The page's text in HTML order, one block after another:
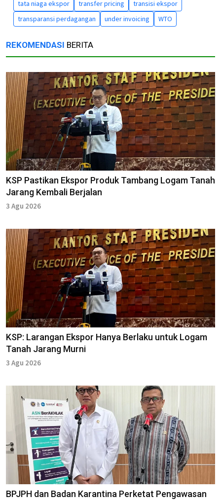
tata niaga ekspor
transfer pricing
transisi ekspor
transparansi perdagangan
under invoicing WTO
REKOMENDASI BERITA
KSP Pastikan Ekspor Produk Tambang Logam Tanah
Jarang Kembali Berjalan
3 Agu 2026
KSP: Larangan Ekspor Hanya Berlaku untuk Logam
Tanah Jarang Murni
3 Agu 2026
BPJPH dan Badan Karantina Perketat Pengawasan